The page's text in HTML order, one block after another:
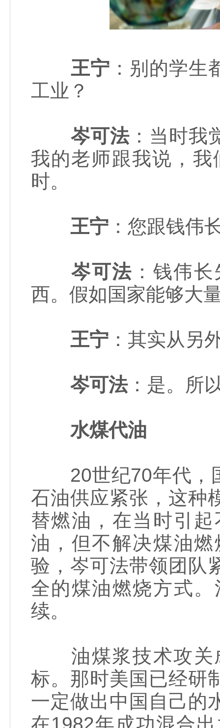
王宁 ：别的学
工业？
岑可法：当时我
我的老师跟我说，
时。
王宁：您跟钱伟
岑可法 ：钱伟
西。假如国家能够大
王宁：其实从另
岑可法：是。所
水煤代油
20世纪70年代，国
石油供应紧张，这种
替燃油，在当时引
油，但不解决煤油
验，岑可法带领团队
全的煤油燃烧方式
续。
油煤浆技术攻关
标。那时美国已经研
一定做出中国自己的